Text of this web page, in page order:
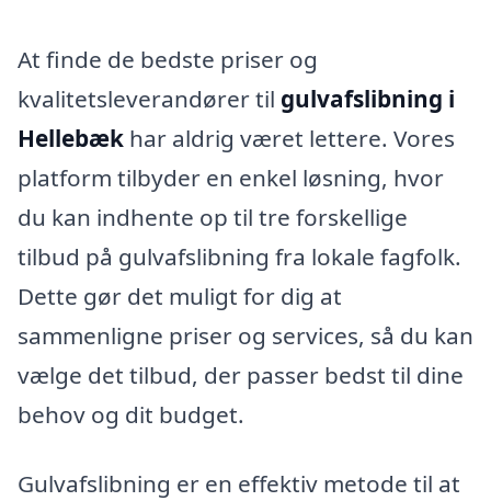
At finde de bedste priser og
kvalitetsleverandører til gulvafslibning i
Hellebæk har aldrig været lettere. Vores
platform tilbyder en enkel løsning, hvor
du kan indhente op til tre forskellige
tilbud på gulvafslibning fra lokale fagfolk.
Dette gør det muligt for dig at
sammenligne priser og services, så du kan
vælge det tilbud, der passer bedst til dine
behov og dit budget.
Gulvafslibning er en effektiv metode til at